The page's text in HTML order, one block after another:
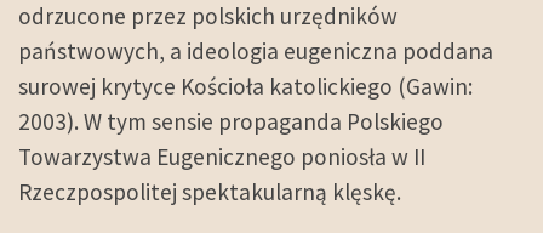
odrzucone przez polskich urzędników
państwowych, a ideologia eugeniczna poddana
surowej krytyce Kościoła katolickiego (Gawin:
2003). W tym sensie propaganda Polskiego
Towarzystwa Eugenicznego poniosła w II
Rzeczpospolitej spektakularną klęskę.